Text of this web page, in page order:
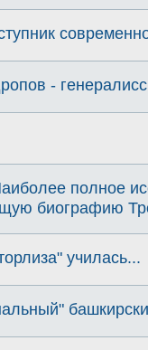
-
полное
биографию
училась...